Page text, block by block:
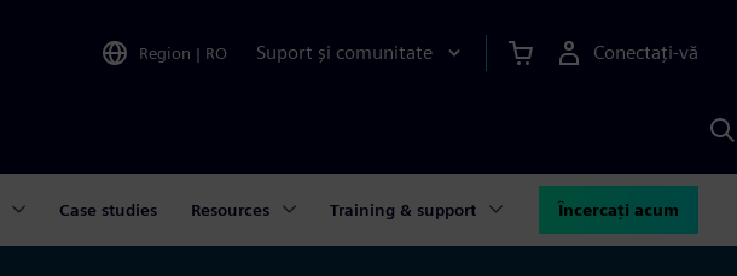
Region | RO Suport și comunitate Conectați-vă
Case studies Resources Training & support Încercați acum